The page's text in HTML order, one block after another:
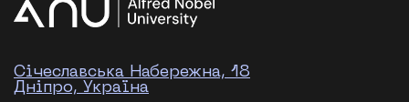
Січеславська Набережна, 18
Дніпро, Україна